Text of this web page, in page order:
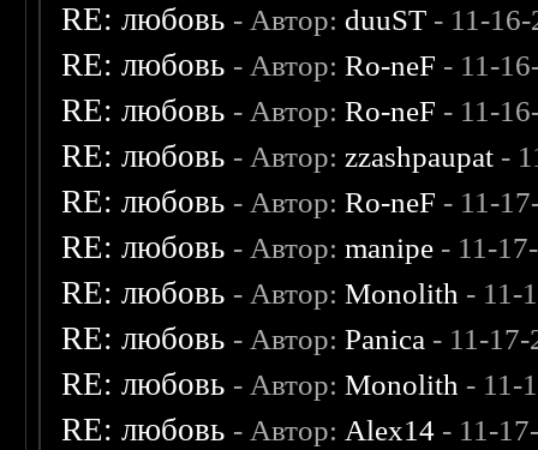
RE: любовь - Автор: duuST - 11-
RE: любовь - Автор:Ro-neF - 11-
RE: любовь - Автор:Ro-neF - 11-
RE: любовь - Автор: zzashpaupat -
RE: любовь - Автор:Ro-neF - 11-
RE: любовь - Автор:manipe - 11-
RE: любовь - Автор:Monolith - 11-
RE: любовь - Автор:Panica - 11-
RE: любовь - Автор:Monolith - 11-
RE: любовь - Автор: Alex14 - 11-